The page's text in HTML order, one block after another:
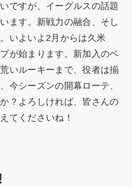
ですが、イーグルスの話題
ます。新戦力の融合、そし
いよいよ2月からは久米
が始まります。新加入のベ
いルーキーまで、役者は揃
今シーズンの開幕ローテ、
？よろしければ、皆さんの
てくださいね！